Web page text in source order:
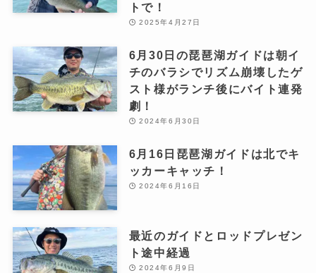
トで！
2025年4月27日
6月30日の琵琶湖ガイドは朝イ
チのバラシでリズム崩壊したゲ
スト様がランチ後にバイト連発
劇！
2024年6月30日
6月16日琵琶湖ガイドは北でキ
ッカーキャッチ！
2024年6月16日
最近のガイドとロッドプレゼン
ト途中経過
2024年6月9日